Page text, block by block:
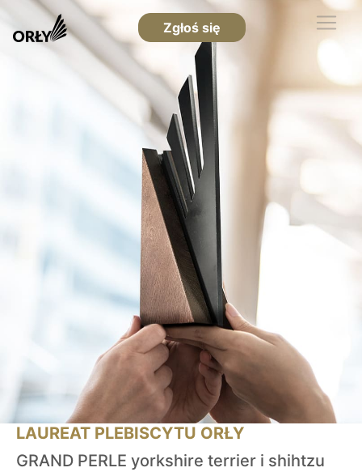
Zgłoś się
LAUREAT PLEBISCYTU ORŁY
GRAND PERLE yorkshire terrier i shihtzu